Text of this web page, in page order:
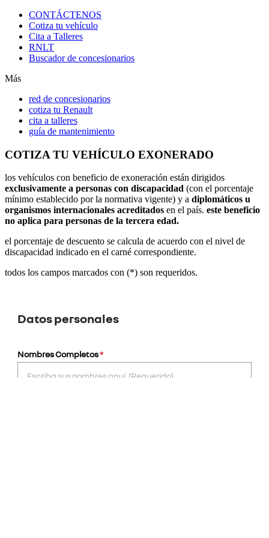
CONTÁCTENOS
Cotiza tu vehículo
Cita a Talleres
RNLT
Buscador de concesionarios
Más
red de concesionarios
cotiza tu Renault
cita a talleres
guía de mantenimiento
COTIZA TU VEHÍCULO EXONERADO
los vehículos con beneficio de exoneración están dirigidos
exclusivamente a personas con discapacidad (con el porcentaje
mínimo establecido por la normativa vigente) y a diplomáticos u
organismos internacionales acreditados en el país. este beneficio
no aplica para personas de la tercera edad.
el porcentaje de descuento se calcula de acuerdo con el nivel de
discapacidad indicado en el carné correspondiente.
todos los campos marcados con (*) son requeridos.